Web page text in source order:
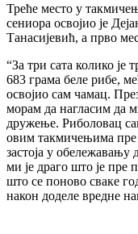
Треће место у
сениора освојио је
Танасијевић, а прво
“За три сата колико је
683 грама беле рибе,
освојио сам чамац.
морам да нагласим да
дружење. Риболовац
овим такмичењима пре
застоја у обележавању
ми је драго што је пре
што се поново сваке
након доделе вредне